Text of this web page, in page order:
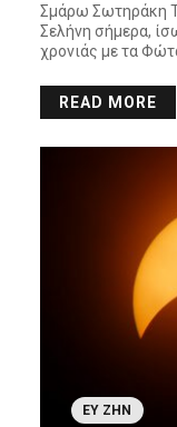
Σμάρω Σωτηράκη
Σελήνη σήμερα,
χρονιάς με τα
READ MORE
ΕΥ ΖΗΝ